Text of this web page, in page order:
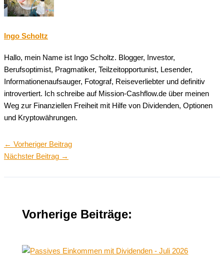
Ingo Scholtz
Hallo, mein Name ist Ingo Scholtz. Blogger, Investor,
Berufsoptimist, Pragmatiker, Teilzeitopportunist, Lesender,
Informationenaufsauger, Fotograf, Reiseverliebter und definitiv
introvertiert. Ich schreibe auf Mission-Cashflow.de über meinen
Weg zur Finanziellen Freiheit mit Hilfe von Dividenden, Optionen
und Kryptowährungen.
← Vorheriger Beitrag
Nächster Beitrag →
Vorherige Beiträge: